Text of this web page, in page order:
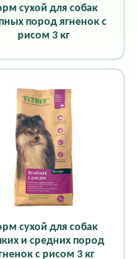
сухой для собак
пород ягненок с
рисом 3 кг
сухой для собак
и средних пород
с рисом 3 кг